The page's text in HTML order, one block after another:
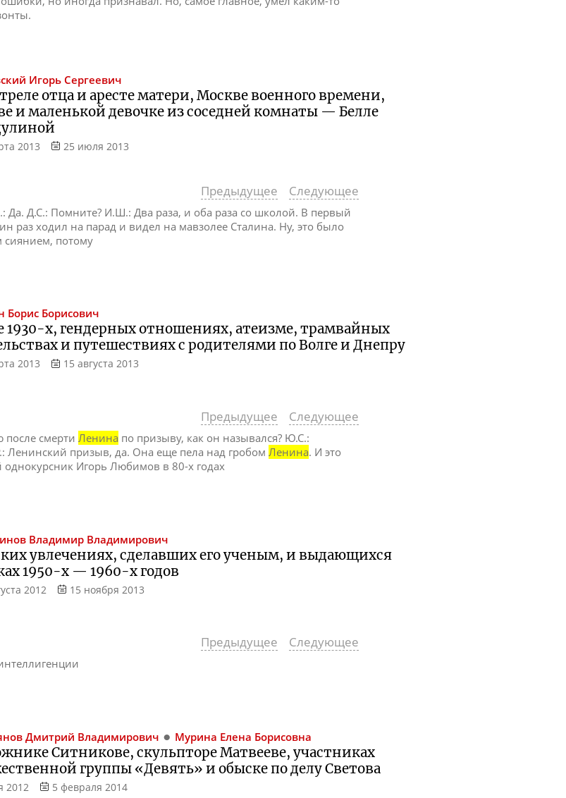
Игорь Сергеевич
отца и аресте матери, Москве военного времени,
и маленькой девочке из соседней комнаты — Белле
2013 25 июля 2013
Предыдущее Следующее
Д.С.: Помните? И.Ш.: Два раза, и оба раза со школой. В первый
раз ходил на парад и видел на мавзолее Сталина. Ну, это было
сиянием, потому
Борис Борисович
1930-х, гендерных отношениях, атеизме, трамвайных
и путешествиях с родителями по Волге и Днепру
2013 15 августа 2013
Предыдущее Следующее
смерти Ленина по призыву, как он назывался? Ю.С.:
Ленинский призыв, да. Она еще пела над гробом Ленина. И это
однокурсник Игорь Любимов в 80-х годах
Владимир Владимирович
увлечениях, сделавших его ученым, и выдающихся
1950-х —1960-хгодов
2012 15 ноября 2013
Предыдущее Следующее
Дмитрий Владимирович Мурина Елена Борисовна
Ситникове, скульпторе Матвееве, участниках
группы «Девять» и обыске по делу Светова
2012 5 февраля 2014